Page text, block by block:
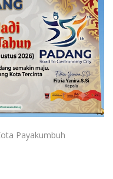
Payakumbuh